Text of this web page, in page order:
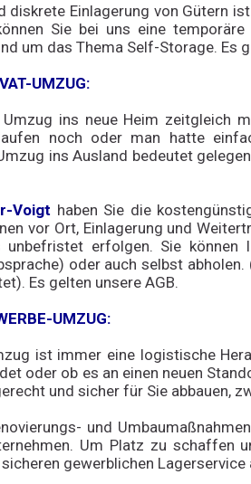
diskrete Einlagerung von Gütern
Sie bei uns eine
um das Thema Self-Storage. Es
UMZUG:
ins neue Heim zeitgleich
noch oder man hatte
ins Ausland bedeutet
Voigt haben Sie die
vor Ort, Einlagerung und
unbefristet erfolgen. Sie
oder auch selbst
Es gelten unsere AGB.
UMZUG:
ist immer eine logistische
oder ob es an einen neuen
und sicher für Sie abbauen,
und
Um Platz zu schaffen
sicheren gewerblichen Lagerservice